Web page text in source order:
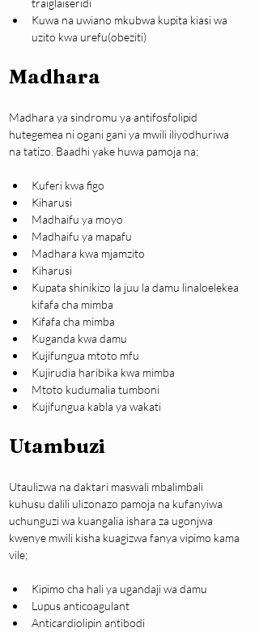
traiglaiseridi
Kuwa na uwiano mkubwa kupita kiasi wa
uzito kwa urefu(obeziti)
Madhara
Madhara ya sindromu ya antifosfolipid
hutegemea ni ogani gani ya mwili iliyodhuriwa
na tatizo. Baadhi yake huwa pamoja na;
Kuferi kwa figo
Kiharusi
Madhaifu ya moyo
Madhaifu ya mapafu
Madhara kwa mjamzito
Kiharusi
Kupata shinikizo la juu la damu linaloelekea
kifafa cha mimba
Kifafa cha mimba
Kuganda kwa damu
Kujifungua mtoto mfu
Kujirudia haribika kwa mimba
Mtoto kudumalia tumboni
Kujifungua kabla ya wakati
Utambuzi
Utaulizwa na daktari maswali mbalimbali
kuhusu dalili ulizonazo pamoja na kufanyiwa
uchunguzi wa kuangalia ishara za ugonjwa
kwenye mwili kisha kuagizwa fanya vipimo kama
vile;
Kipimo cha hali ya ugandaji wa damu
Lupus anticoagulant
Anticardiolipin antibodi